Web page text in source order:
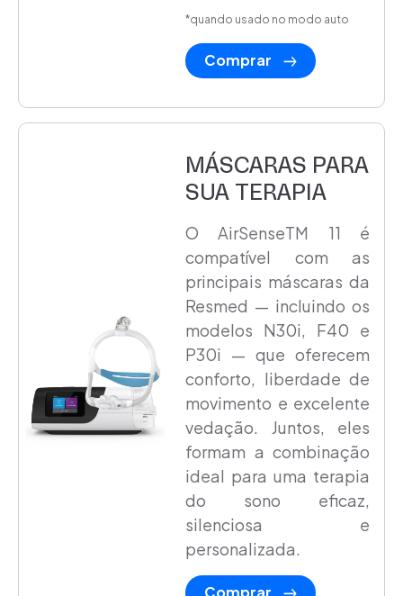
*quando usado no modo auto
Comprar
MÁSCARAS PARA
SUA TERAPIA
O AirSenseTM 11 é
compatível com as
principais máscaras da
Resmed — incluindo os
modelos N30i, F40 e
P30i — que oferecem
conforto, liberdade de
movimento e excelente
vedação. Juntos, eles
formam a combinação
ideal para uma terapia
do sono eficaz,
silenciosa e
personalizada.
Comprar